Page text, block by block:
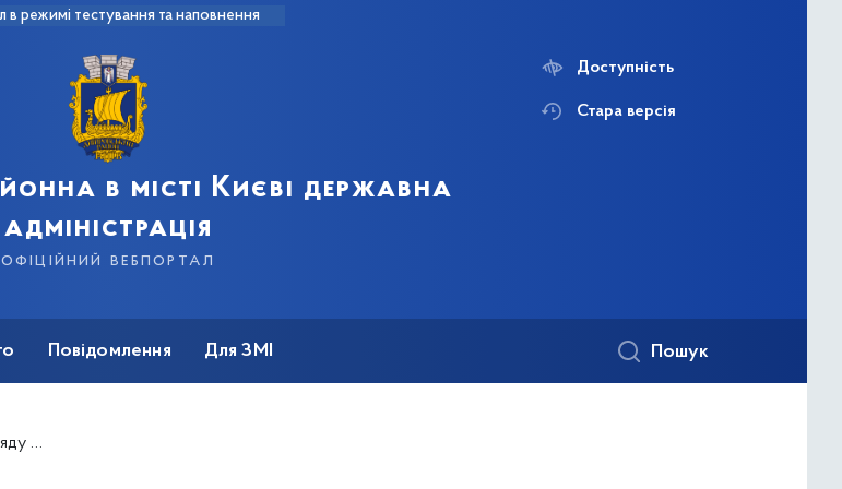
в режимі тестування та наповнення
в місті Києві державна
адміністрація
офіційний вебпортал
Доступність
Стара версія
Повідомлення Для ЗМІ Пошук